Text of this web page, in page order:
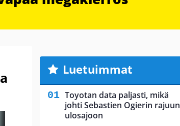
Luetuimmat
Toyotan data paljasti, mikä
johti Sebastien Ogierin rajuun
ulosajoon